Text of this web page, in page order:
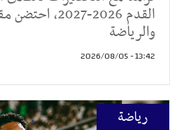
القدم 2026-
والرياضة
13:42 - 2026/08/05
رياضة